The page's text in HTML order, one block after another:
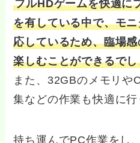
フルHDゲームを快適に
を有している中で、モ
応しているため、臨場
楽しむことができるで
また、32GBのメモリや
集などの作業も快適に行
持ち運んでPC作業をし